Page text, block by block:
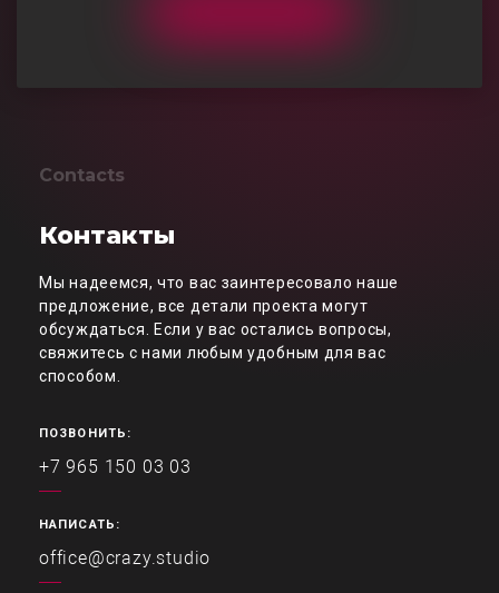
Contacts
Контакты
Мы надеемся, что вас заинтересовало наше
предложение, все детали проекта могут
обсуждаться. Если у вас остались вопросы,
свяжитесь с нами любым удобным для вас
способом.
ПОЗВОНИТЬ:
+7 965 150 03 03
НАПИСАТЬ:
office@crazy.studio